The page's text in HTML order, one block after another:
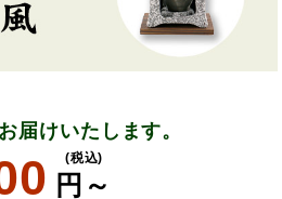
届けいたします。
円～
(税込)